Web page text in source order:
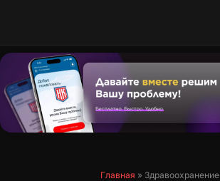
Главная » Здравоохранение